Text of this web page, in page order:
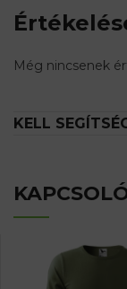
Még nincsenek
KELL